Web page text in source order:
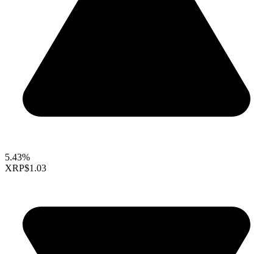
5.43%
XRP$1.03